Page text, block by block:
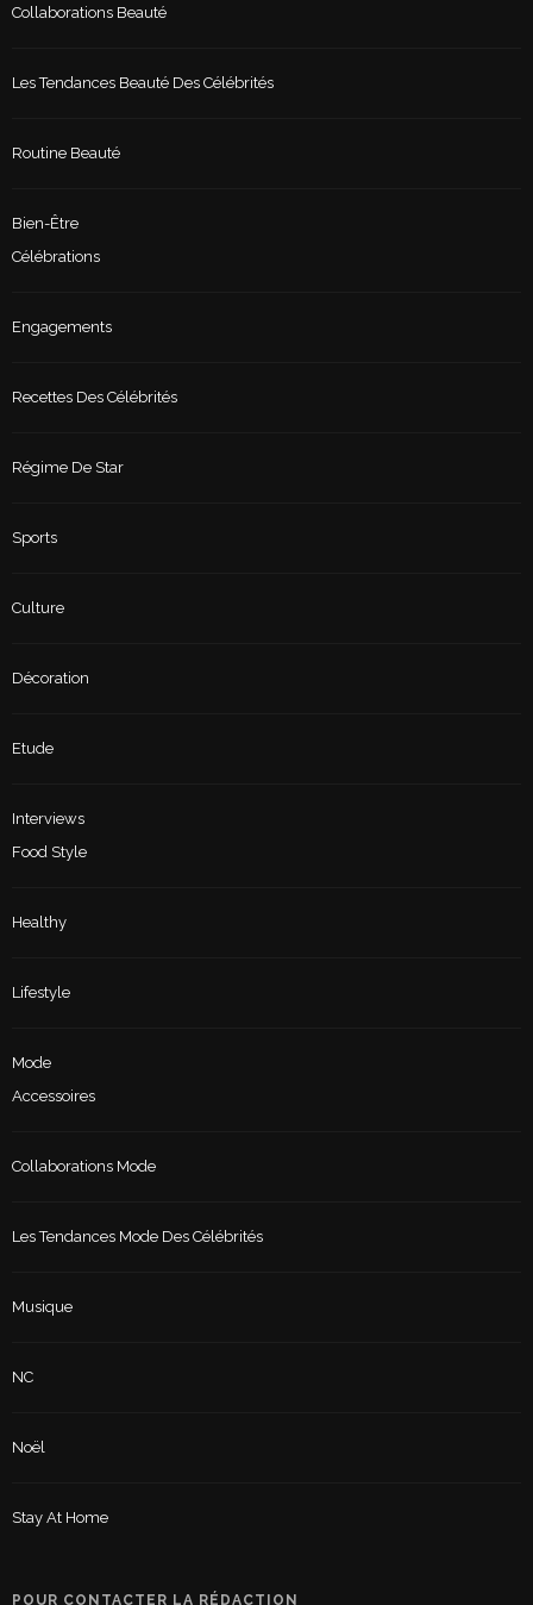
Collaborations Beauté
Les Tendances Beauté Des Célébrités
Routine Beauté
Bien-Être
Célébrations
Engagements
Recettes Des Célébrités
Régime De Star
Sports
Culture
Décoration
Etude
Interviews
Food Style
Healthy
Lifestyle
Mode
Accessoires
Collaborations Mode
Les Tendances Mode Des Célébrités
Musique
NC
Noël
Stay At Home
POUR CONTACTER LA RÉDACTION